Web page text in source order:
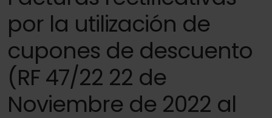
por la utilización de
cupones de descuento
(RF 47/22 22 de
Noviembre de 2022 al